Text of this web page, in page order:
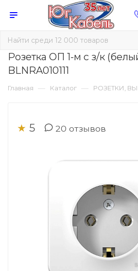
Розетка ОП 1-м c з/к
BLNRA010111
Главная — Каталог — РОЗЕТКИ,
★ 5 20 отзывов